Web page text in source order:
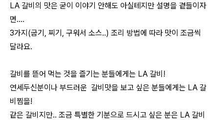
LA 갈비의 맛은 굳이 이야기 안해도 아실테지만 설명을 곁들이자
면....
3가지(굽기, 찌기, 구워서 소스..) 조리 방법에 따라 맛이 조금씩
달라요.
갈비를 뜯어 먹는 것을 즐기는 분들에게는 LA 갈비!
연세두신분이나 부드러운 갈비맛을 보고 싶은 분들에게는 LA 갈
비찜을!
같은 갈비지만.. 조금 특별한 기분으로 드시고 싶은 분은 LA 갈비